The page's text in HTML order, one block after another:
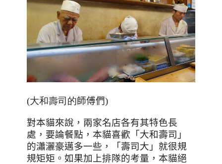
(大和壽司的師傅們)
對本貓來說，兩家名店各有其特色長
處，要論餐點，本貓喜歡「大和壽司」
的瀟灑豪邁多一些，「壽司大」就很規
規矩矩。如果加上排隊的考量，本貓絕